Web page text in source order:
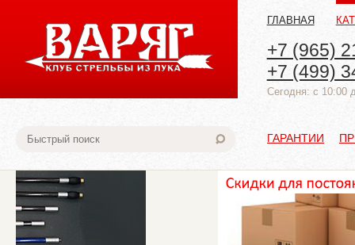
ГЛАВНАЯ
+7 (965)
+7 (499)
Cегодня: с 10:00
ГАРАНТИИ